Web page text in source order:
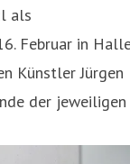
als
Februar in
Künstler Jürgen
der jeweiligen